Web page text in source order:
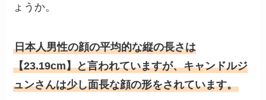
ょうか。
日本人男性の顔の平均的な縦の長さは
【23.19cm】と言われていますが、キャンドルジ
ュンさんは少し面長な顔の形をされています。